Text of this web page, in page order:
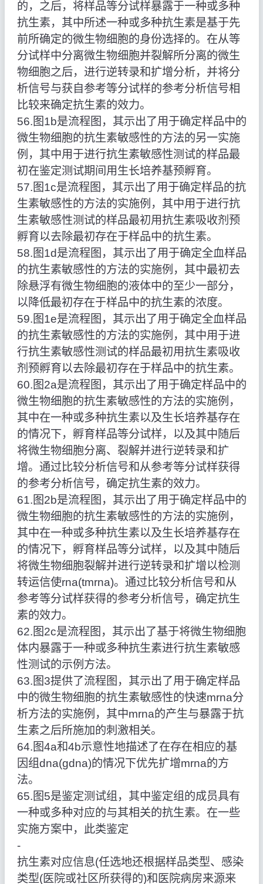
的，之后，将样品等分试样暴露于一种或多种
抗生素，其中所述一种或多种抗生素是基于先
前所确定的微生物细胞的身份选择的。在从等
分试样中分离微生物细胞并裂解所分离的微生
物细胞之后，进行逆转录和扩增分析，并将分
析信号与获自参考等分试样的参考分析信号相
比较来确定抗生素的效力。
56.图1b是流程图，其示出了用于确定样品中的
微生物细胞的抗生素敏感性的方法的另一实施
例，其中用于进行抗生素敏感性测试的样品最
初在鉴定测试期间用生长培养基预孵育。
57.图1c是流程图，其示出了用于确定样品的抗
生素敏感性的方法的实施例，其中用于进行抗
生素敏感性测试的样品最初用抗生素吸收剂预
孵育以去除最初存在于样品中的抗生素。
58.图1d是流程图，其示出了用于确定全血样品
的抗生素敏感性的方法的实施例，其中最初去
除悬浮有微生物细胞的液体中的至少一部分，
以降低最初存在于样品中的抗生素的浓度。
59.图1e是流程图，其示出了用于确定全血样品
的抗生素敏感性的方法的实施例，其中用于进
行抗生素敏感性测试的样品最初用抗生素吸收
剂预孵育以去除最初存在于样品中的抗生素。
60.图2a是流程图，其示出了用于确定样品中的
微生物细胞的抗生素敏感性的方法的实施例，
其中在一种或多种抗生素以及生长培养基存在
的情况下，孵育样品等分试样，以及其中随后
将微生物细胞分离、裂解并进行逆转录和扩
增。通过比较分析信号和从参考等分试样获得
的参考分析信号，确定抗生素的效力。
61.图2b是流程图，其示出了用于确定样品中的
微生物细胞的抗生素敏感性的方法的实施例，
其中在一种或多种抗生素以及生长培养基存在
的情况下，孵育样品等分试样，以及其中随后
将微生物细胞裂解并进行逆转录和扩增以检测
转运信使rna(tmrna)。通过比较分析信号和从
参考等分试样获得的参考分析信号，确定抗生
素的效力。
62.图2c是流程图，其示出了基于将微生物细胞
体内暴露于一种或多种抗生素进行抗生素敏感
性测试的示例方法。
63.图3提供了流程图，其示出了用于确定样品
中的微生物细胞的抗生素敏感性的快速mrna分
析方法的实施例，其中mrna的产生与暴露于抗
生素之后所施加的刺激相关。
64.图4a和4b示意性地描述了在存在相应的基
因组dna(gdna)的情况下优先扩增mrna的方
法。
65.图5是鉴定测试组，其中鉴定组的成员具有
一种或多种对应的与其相关的抗生素。在一些
实施方案中，此类鉴定
‑
抗生素对应信息(任选地还根据样品类型、感染
类型(医院或社区所获得的)和医院病房来源来